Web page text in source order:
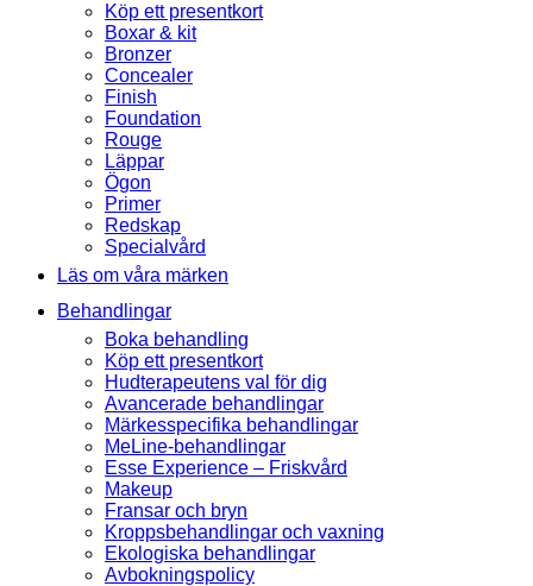
Köp ett presentkort
Boxar & kit
Bronzer
Concealer
Finish
Foundation
Rouge
Läppar
Ögon
Primer
Redskap
Specialvård
Läs om våra märken
Behandlingar
Boka behandling
Köp ett presentkort
Hudterapeutens val för dig
Avancerade behandlingar
Märkesspecifika behandlingar
MeLine-behandlingar
Esse Experience – Friskvård
Makeup
Fransar och bryn
Kroppsbehandlingar och vaxning
Ekologiska behandlingar
Avbokningspolicy